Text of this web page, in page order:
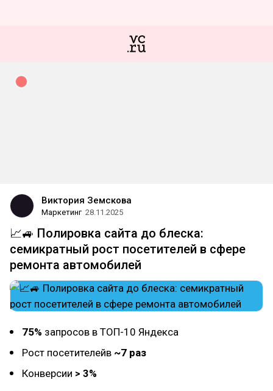
Виктория Земскова
Маркетинг 28.11.2025
📈🚙 Полировка сайта до блеска:
семикратный рост посетителей в сфере
ремонта автомобилей
75% запросов в ТОП-10 Яндекса
Рост посетителейв ~7 раз
Конверсии > 3%